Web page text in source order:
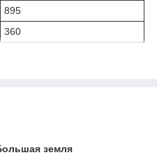
895
360
земля